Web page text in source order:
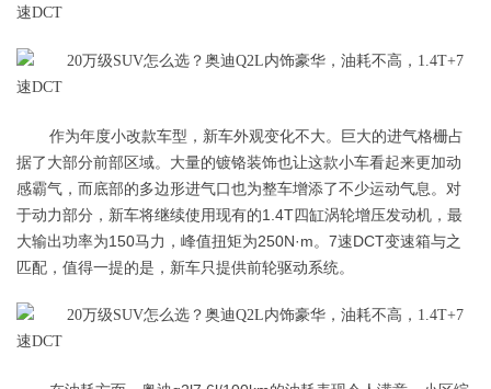
作为年度小改款车型，新车外观变化不大。巨大的进气格栅占
据了大部分前部区域。大量的镀铬装饰也让这款小车看起来更加动
感霸气，而底部的多边形进气口也为整车增添了不少运动气息。对
于动力部分，新车将继续使用现有的1.4T四缸涡轮增压发动机，最
大输出功率为150马力，峰值扭矩为250N·m。7速DCT变速箱与之
匹配，值得一提的是，新车只提供前轮驱动系统。